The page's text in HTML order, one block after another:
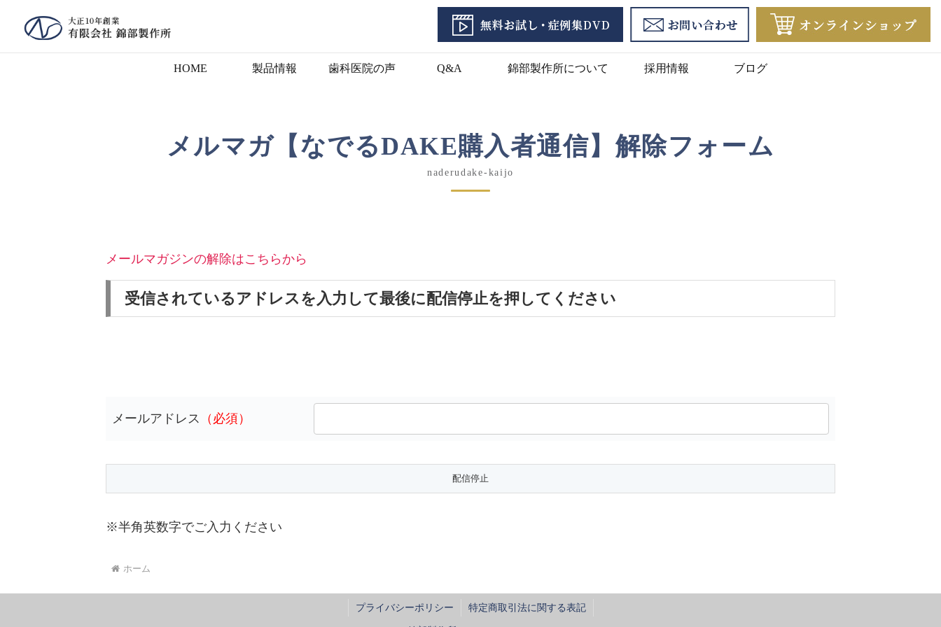
HOME 製品情報 歯科医院の声 Q&A 錦部製作所について 採用情報 ブログ
メルマガ【なでるDAKE購入者通信】解除フォーム
naderudake-kaijo
メールマガジンの解除はこちらから
受信されているアドレスを入力して最後に配信停止を押してください
メールアドレス （必須）
※半角英数字でご入力ください
ホーム
プライバシーポリシー 特定商取引法に関する表記